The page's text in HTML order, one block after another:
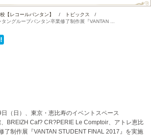
【レコールバンタン】 / トピックス
/
タングループバンタン卒業修了制作展『VANTAN ...
（日）、東京・恵比寿のイベントスペース
BREIZH Caf? CR?PERIE Le Comptoir、アトレ恵比
了制作展『VANTAN STUDENT FINAL 2017』を実施